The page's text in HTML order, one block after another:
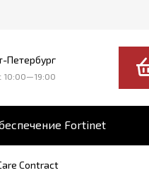
Петербург
10:00—19:00
Fortinet
Contract